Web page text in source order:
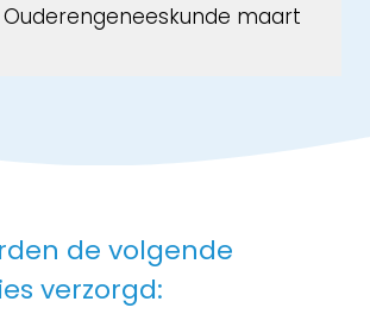
maart
de volgende
verzorgd: